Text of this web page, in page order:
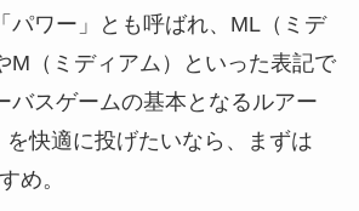
パワー」とも呼ばれ、ML（ミデ
M（ミディアム）といった表記で
バスゲームの基本となるルアー
を快適に投げたいなら、まずは
め。